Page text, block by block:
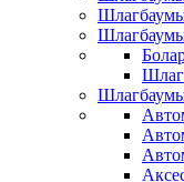
Шлагбаумы